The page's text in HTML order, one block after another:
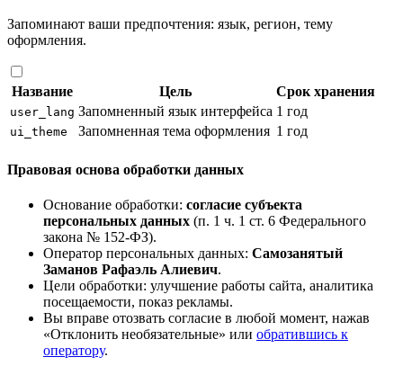
Запоминают ваши предпочтения: язык, регион, тему
оформления.
Название Цель Срок хранения
user_lang Запомненный язык интерфейса 1 год
ui_theme Запомненная тема оформления 1 год
Правовая основа обработки данных
Основание обработки: согласие субъекта
персональных данных (п. 1 ч. 1 ст. 6 Федерального
закона № 152-ФЗ).
Оператор персональных данных: Самозанятый
Заманов Рафаэль Алиевич.
Цели обработки: улучшение работы сайта, аналитика
посещаемости, показ рекламы.
Вы вправе отозвать согласие в любой момент, нажав
«Отклонить необязательные» или обратившись к
оператору.